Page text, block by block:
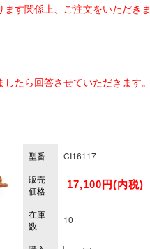
す関係上、ご注文をいただき
たら回答させていただきます。
型番
CI16117
販売
価格
17,100円(内税)
在庫
数
10